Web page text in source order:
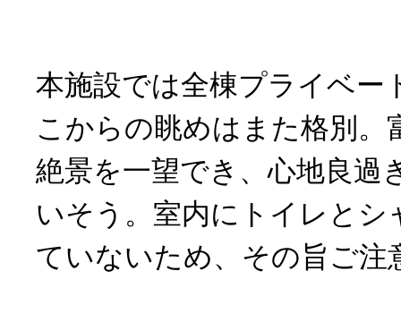
本施設では全棟プライベー
こからの眺めはまた格別。
絶景を一望でき、心地良過
いそう。室内にトイレとシ
ていないため、その旨ご注